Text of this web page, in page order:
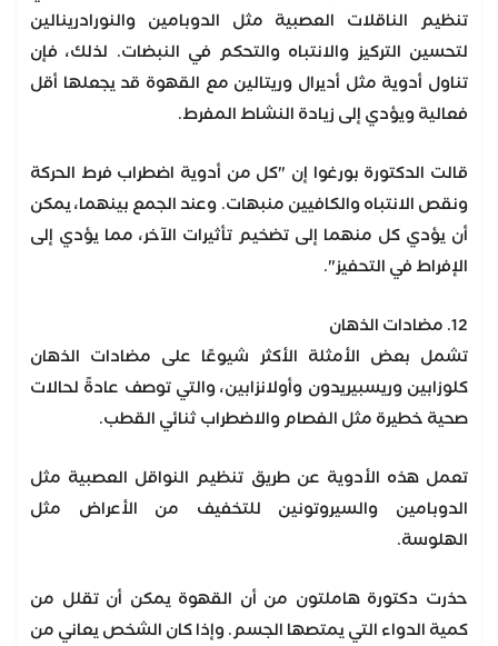
تنظيم الناقلات العصبية مثل الدوبامين والنورادرينالين
لتحسين التركيز والانتباه والتحكم في النبضات. لذلك، فإن
تناول أدوية مثل أديرال وريتالين مع القهوة قد يجعلها أقل
فعالية ويؤدي إلى زيادة النشاط المفرط.
قالت الدكتورة بورغوا إن "كل من أدوية اضطراب فرط الحركة
ونقص الانتباه والكافيين منبهات. وعند الجمع بينهما، يمكن
أن يؤدي كل منهما إلى تضخيم تأثيرات الآخر، مما يؤدي إلى
الإفراط في التحفيز".
12. مضادات الذهان
تشمل بعض الأمثلة الأكثر شيوعًا على مضادات الذهان
كلوزابين وريسبيريدون وأولانزابين، والتي توصف عادةً لحالات
صحية خطيرة مثل الفصام والاضطراب ثنائي القطب.
تعمل هذه الأدوية عن طريق تنظيم النواقل العصبية مثل
الدوبامين والسيروتونين للتخفيف من الأعراض مثل
الهلوسة.
حذرت دكتورة هاملتون من أن القهوة يمكن أن تقلل من
كمية الدواء التي يمتصها الجسم. وإذا كان الشخص يعاني من